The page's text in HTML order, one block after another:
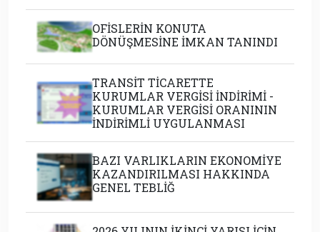
OFİSLERİN KONUTA
DÖNÜŞMESİNE İMKAN TANINDI
TRANSİT TİCARETTE
KURUMLAR VERGİSİ İNDİRİMİ -
KURUMLAR VERGİSİ ORANININ
İNDİRİMLİ UYGULANMASI
BAZI VARLIKLARIN EKONOMİYE
KAZANDIRILMASI HAKKINDA
GENEL TEBLİĞ